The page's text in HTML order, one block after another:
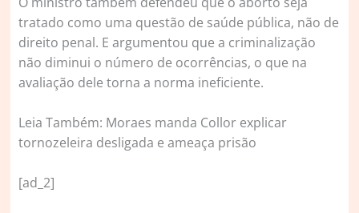
tratado como uma questão de saúde pública, não de
direito penal. E argumentou que a criminalização
não diminui o número de ocorrências, o que na
avaliação dele torna a norma ineficiente.
Leia Também: Moraes manda Collor explicar
tornozeleira desligada e ameaça prisão
[ad_2]